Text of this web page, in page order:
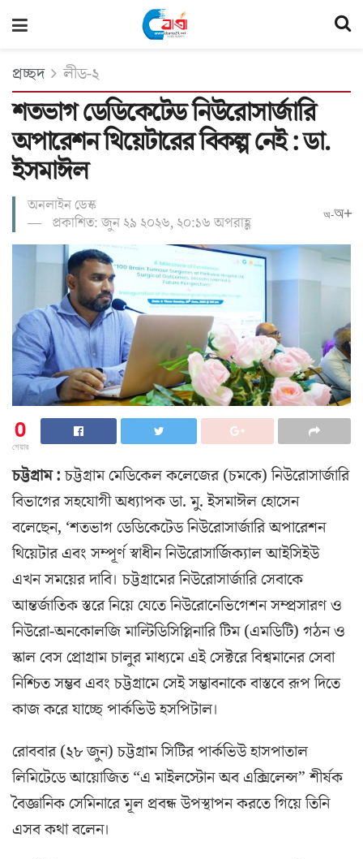
প্রচ্ছদ লীড-২
শতভাগ ডেডিকেটেড নিউরোসার্জারি
অপারেশন থিয়েটারের বিকল্প নেই : ডা.
ইসমাঈল
অনলাইন ডেস্ক
প্রকাশিত: জুন ২৯ ২০২৬, ২০:১৬ অপরাহ্ণ
অ-অ+
0
শেয়ার
চট্টগ্রাম :চট্টগ্রাম মেডিকেল কলেজের (চমকে) নিউরোসার্জারি
বিভাগের সহযোগী অধ্যাপক ডা. মু. ইসমাঈল হোসেন
বলেছেন, ‘শতভাগ ডেডিকেটেড নিউরোসার্জারি অপারেশন
থিয়েটার এবং সম্পূর্ণ স্বাধীন নিউরোসার্জিক্যাল আইসিইউ
এখন সময়ের দাবি। চট্টগ্রামের নিউরোসার্জারি সেবাকে
আন্তর্জাতিক স্তরে নিয়ে যেতে নিউরোনেভিগেশন সম্প্রসারণ ও
নিউরো-অনকোলজি মাল্টিডিসিপ্লিনারি টিম (এমডিটি) গঠন ও
স্কাল বেস প্রোগ্রাম চালুর মাধ্যমে এই সেক্টরে বিশ্বমানের সেবা
নিশ্চিত সম্ভব এবং চট্টগ্রামে সেই সম্ভাবনাকে বাস্তবে রূপ দিতে
কাজ করে যাচ্ছে পার্কভিউ হসপিটাল।
রোববার (২৮ জুন) চট্টগ্রাম সিটির পার্কভিউ হাসপাতাল
লিমিটেডে আয়োজিত “এ মাইলস্টোন অব এক্সিলেন্স” শীর্ষক
বৈজ্ঞানিক সেমিনারে মূল প্রবন্ধ উপস্থাপন করতে গিয়ে তিনি
এসব কথা বলেন।